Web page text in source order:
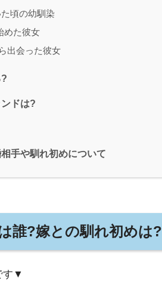
頃の幼馴染
めた彼女
出会った彼女
ドは?
手や馴れ初めについて
誰?嫁との馴れ初めは?
す▼